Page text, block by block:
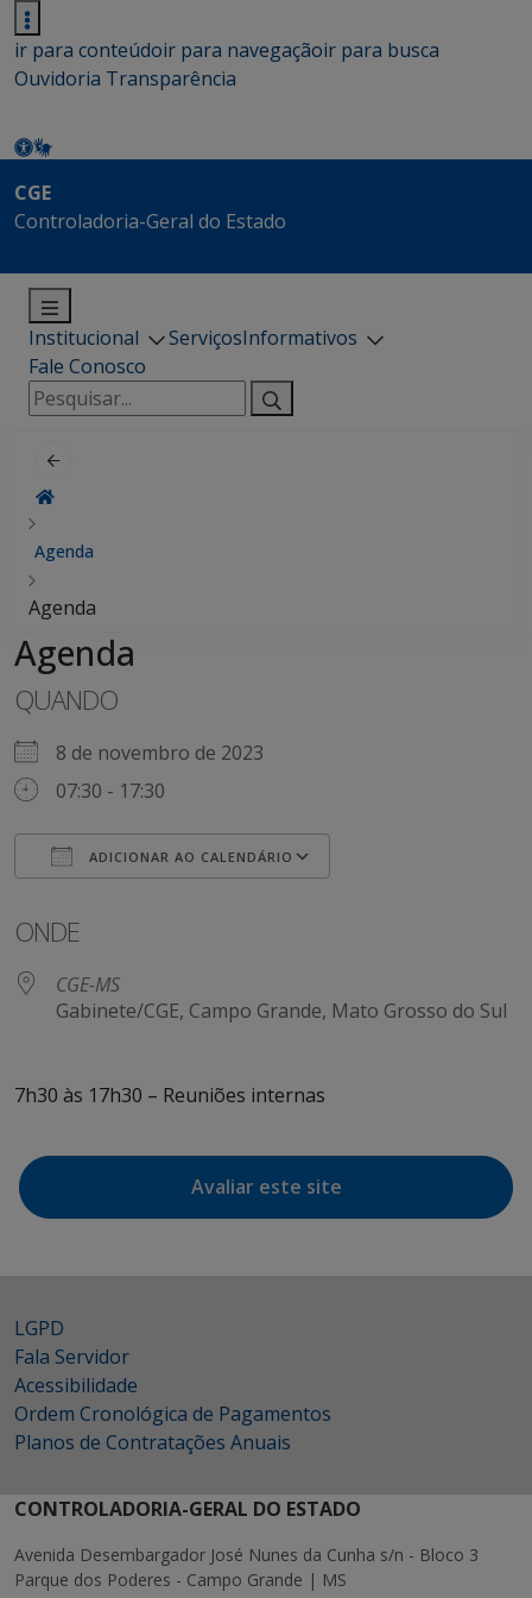
ir para conteúdoir para navegaçãoir para busca
Ouvidoria Transparência
CGE
Controladoria-Geral do Estado
Institucional ServiçosInformativos
Fale Conosco
Pesquisar
por:
Agenda
Agenda
Agenda
QUANDO
8 de novembro de 2023
07:30 - 17:30
ADICIONAR AO CALENDÁRIO
ONDE
CGE-MS
Gabinete/CGE, Campo Grande, Mato Grosso do Sul
7h30 às 17h30 – Reuniões internas
Avaliar este site
LGPD
Fala Servidor
Acessibilidade
Ordem Cronológica de Pagamentos
Planos de Contratações Anuais
CONTROLADORIA-GERAL DO ESTADO
Avenida Desembargador José Nunes da Cunha s/n - Bloco 3
Parque dos Poderes - Campo Grande | MS